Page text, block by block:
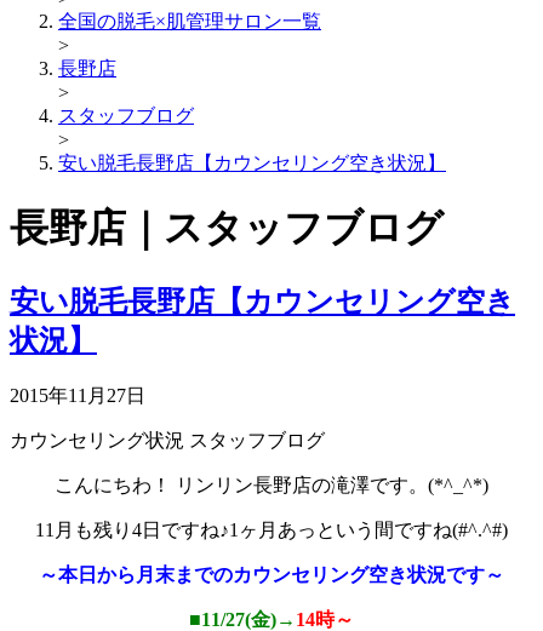
全国の脱毛×肌管理サロン一覧
>
長野店
>
スタッフブログ
>
安い脱毛長野店【カウンセリング空き状況】
長野店｜スタッフブログ
安い脱毛長野店【カウンセリング空き
状況】
2015年11月27日
カウンセリング状況 スタッフブログ
こんにちわ！ リンリン長野店の滝澤です。(*^_^*)
11月も残り4日ですね♪1ヶ月あっという間ですね(#^.^#)
～本日から月末までのカウンセリング空き状況です～
■11/27(金)→ 14時～